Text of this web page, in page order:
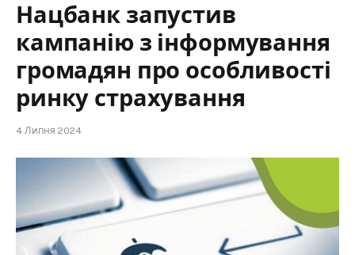
Нацбанк запустив
кампанію з інформування
громадян про особливості
ринку страхування
4 Липня 2024